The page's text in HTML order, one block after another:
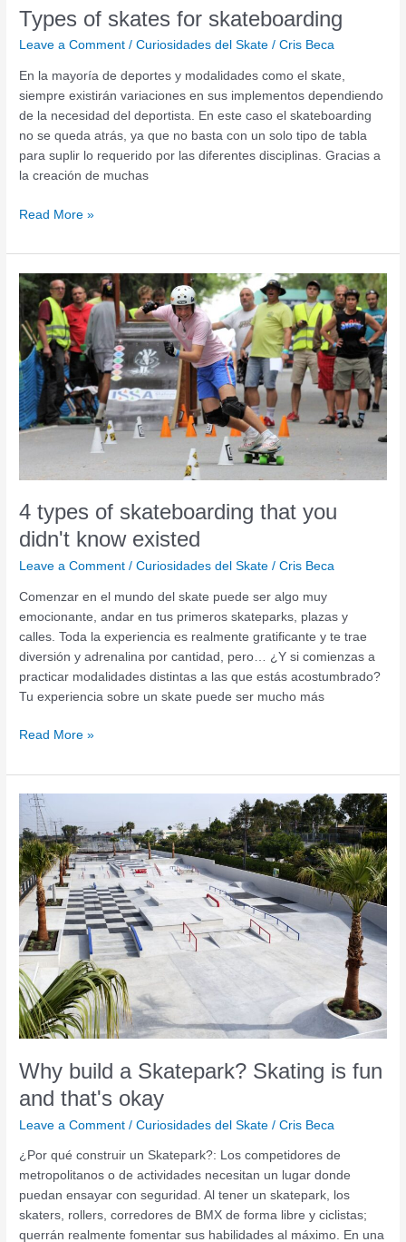
Types of skates for skateboarding
Leave a Comment /Curiosidades del Skate /Cris Beca
En la mayoría de deportes y modalidades como el skate,
siempre existirán variaciones en sus implementos dependiendo
de la necesidad del deportista. En este caso el skateboarding
no se queda atrás, ya que no basta con un solo tipo de tabla
para suplir lo requerido por las diferentes disciplinas. Gracias a
la creación de muchas
Read More »
4 types of skateboarding that you
didn't know existed
Leave a Comment /Curiosidades del Skate /Cris Beca
Comenzar en el mundo del skate puede ser algo muy
emocionante, andar en tus primeros skateparks, plazas y
calles. Toda la experiencia es realmente gratificante y te trae
diversión y adrenalina por cantidad, pero… ¿Y si comienzas a
practicar modalidades distintas a las que estás acostumbrado?
Tu experiencia sobre un skate puede ser mucho más
4
types
of
skateboarding
that
you
didn't
know
Read More »
Why build a Skatepark? Skating is fun
and that's okay
Leave a Comment /Curiosidades del Skate /Cris Beca
¿Por qué construir un Skatepark?: Los competidores de
metropolitanos o de actividades necesitan un lugar donde
puedan ensayar con seguridad. Al tener un skatepark, los
skaters, rollers, corredores de BMX de forma libre y ciclistas;
querrán realmente fomentar sus habilidades al máximo. En una
Why
build
a
Skatepark?
Skating
is
and
that's
okay